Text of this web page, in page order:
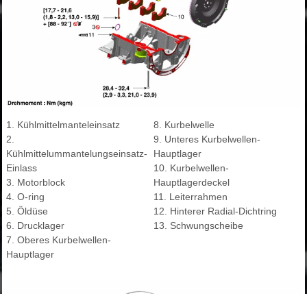
1. Kühlmittelmanteleinsatz
2.
Kühlmittelummantelungseinsatz-
Einlass
3. Motorblock
4. O-ring
5. Öldüse
6. Drucklager
7. Oberes Kurbelwellen-
Hauptlager
8. Kurbelwelle
9. Unteres Kurbelwellen-
Hauptlager
10. Kurbelwellen-
Hauptlagerdeckel
11. Leiterrahmen
12. Hinterer Radial-Dichtring
13. Schwungscheibe